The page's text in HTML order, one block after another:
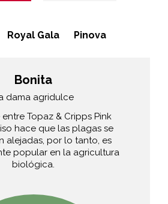
Gala
precocidad
se presenta cada verano
rojiza e inicia la
de manzanas.
Bonita
dama agridulce
Topaz & Cripps Pink
hace que las plagas se
alejadas, por lo tanto, es
popular en la agricultura
biológica.
Royal Gala Pinova